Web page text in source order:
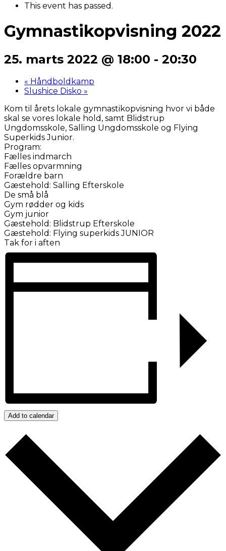
This event has passed.
Gymnastikopvisning 2022
25. marts 2022 @ 18:00 - 20:30
« Håndboldkamp
Slushice Disko »
Kom til årets lokale gymnastikopvisning hvor vi både
skal se vores lokale hold, samt Blidstrup
Ungdomsskole, Salling Ungdomsskole og Flying
Superkids Junior.
Program:
Fælles indmarch
Fælles opvarmning
Forældre barn
Gæstehold: Salling Efterskole
De små blå
Gym rødder og kids
Gym junior
Gæstehold: Blidstrup Efterskole
Gæstehold: Flying superkids JUNIOR
Tak for i aften
Add to calendar